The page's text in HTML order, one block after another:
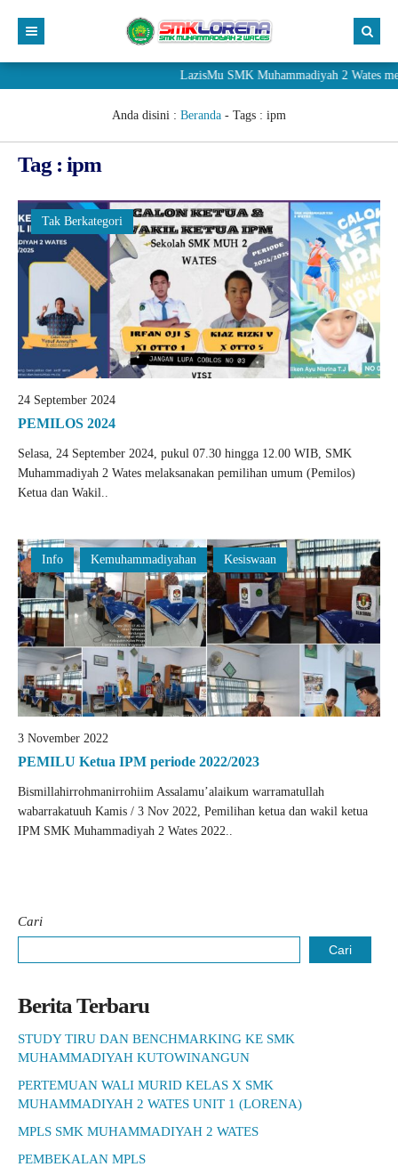
LazisMu SMK Muhammadiyah 2 Wates
Anda disini : Beranda - Tags : ipm
Tag : ipm
Tak Berkategori
24 September 2024
PEMILOS 2024
Selasa, 24 September 2024, pukul 07.30 hingga 12.00 WIB, SMK
Muhammadiyah 2 Wates melaksanakan pemilihan umum (Pemilos)
Ketua dan Wakil..
Info Kemuhammadiyahan Kesiswaan
3 November 2022
PEMILU Ketua IPM periode 2022/2023
Bismillahirrohmanirrohiim Assalamu’alaikum warramatullah
wabarrakatuuh Kamis / 3 Nov 2022, Pemilihan ketua dan wakil ketua
IPM SMK Muhammadiyah 2 Wates 2022..
Cari
Cari
Berita Terbaru
STUDY TIRU DAN BENCHMARKING KE SMK
MUHAMMADIYAH KUTOWINANGUN
PERTEMUAN WALI MURID KELAS X SMK
MUHAMMADIYAH 2 WATES UNIT 1 (LORENA)
MPLS SMK MUHAMMADIYAH 2 WATES
PEMBEKALAN MPLS